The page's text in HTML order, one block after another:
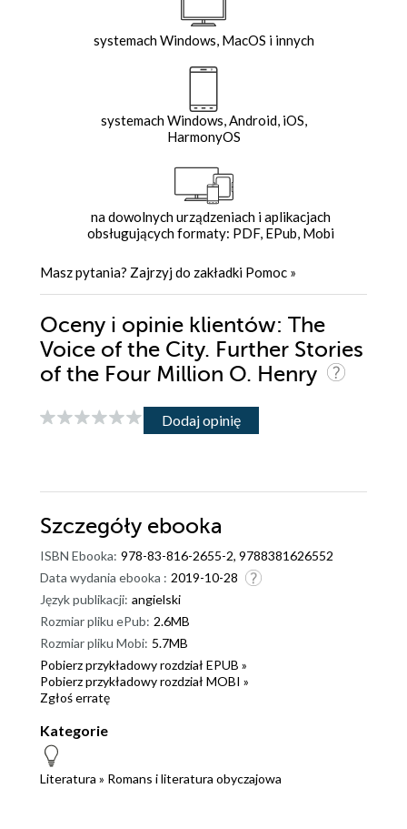
systemach Windows, MacOS i innych
systemach Windows, Android, iOS,
HarmonyOS
na dowolnych urządzeniach i aplikacjach
obsługujących formaty: PDF, EPub, Mobi
Masz pytania? Zajrzyj do zakładki Pomoc »
Oceny i opinie klientów: The
Voice of the City. Further Stories
of the Four Million O. Henry
Dodaj opinię
Szczegóły ebooka
ISBN Ebooka: 978-83-816-2655-2, 9788381626552
Data wydania ebooka : 2019-10-28
Język publikacji: angielski
Rozmiar pliku ePub: 2.6MB
Rozmiar pliku Mobi: 5.7MB
Pobierz przykładowy rozdział EPUB »
Pobierz przykładowy rozdział MOBI »
Zgłoś erratę
Kategorie
Literatura » Romans i literatura obyczajowa